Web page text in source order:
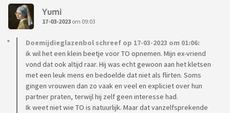
Yumi
17-03-2023 om 09:03
Doemijdieglazenbol schreef op 17-03-2023 om 01:06:
ik wil het een klein beetje voor TO opnemen. Mijn ex-vriend
vond dat ook altijd raar. Hij was echt gewoon aan het kletsen
met een leuk mens en bedoelde dat niet als flirten. Soms
gingen vrouwen dan zo vaak en veel en expliciet over hun
partner praten, terwijl hij zelf geen interesse had.
Ik weet niet wie TO is natuurlijk. Maar dat vanzelfsprekende